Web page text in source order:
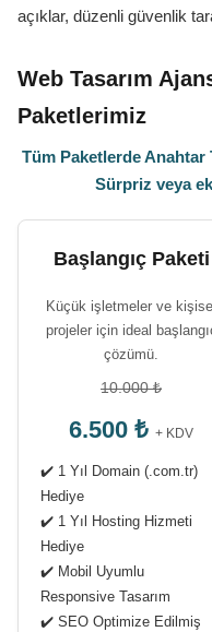
açıklar, düzenli güvenlik
Web Tasarım
Paketlerimiz
Tüm Paketlerde
Sürpriz veya
Başlangıç Paketi
Küçük işletmeler ve kişisel
projeler için ideal
çözümü.
10.000 ₺
6.500 ₺ + KDV
✔️ 1 Yıl Domain (.com.tr)
Hediye
✔️ 1 Yıl Hosting Hizmeti
Hediye
✔️ Mobil Uyumlu
Responsive Tasarım
✔️ SEO Optimize Edilmiş